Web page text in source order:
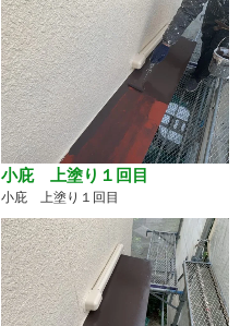
小庇 上塗り１回目
小庇 上塗り１回目